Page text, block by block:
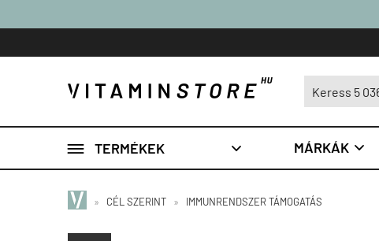
 TERMÉKEK  MÁRKÁK 
» CÉL SZERINT » IMMUNRENDSZER TÁMOGATÁS